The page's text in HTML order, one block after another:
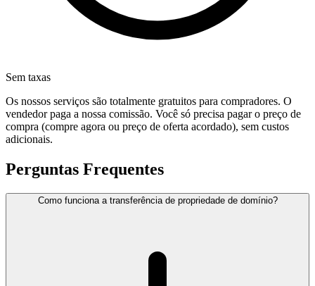
Sem taxas
Os nossos serviços são totalmente gratuitos para compradores. O
vendedor paga a nossa comissão. Você só precisa pagar o preço de
compra (compre agora ou preço de oferta acordado), sem custos
adicionais.
Perguntas Frequentes
Como funciona a transferência de propriedade de domínio?